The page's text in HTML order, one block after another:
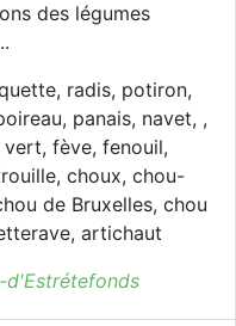
des légumes
radis, potiron,
panais, navet, ,
fève, fenouil,
choux, chou-
de Bruxelles, chou
artichaut
d'Estrétefonds